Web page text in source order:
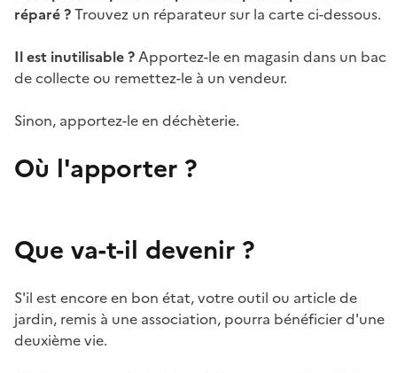
réparé ?Trouvez un réparateur sur la carte ci-dessous.
Il est inutilisable ?Apportez-le en magasin dans un bac
de collecte ou remettez-le à un vendeur.
Sinon, apportez-le en déchèterie.
Où l'apporter ?
Que va-t-il devenir ?
S'il est encore en bon état, votre outil ou article de
jardin, remis à une association, pourra bénéficier d'une
deuxième vie.